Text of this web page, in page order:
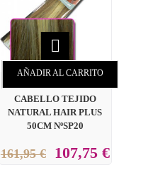

AÑADIR AL CARRITO
CABELLO TEJIDO
NATURAL HAIR PLUS
50CM NºSP20
161,95 € 107,75 €